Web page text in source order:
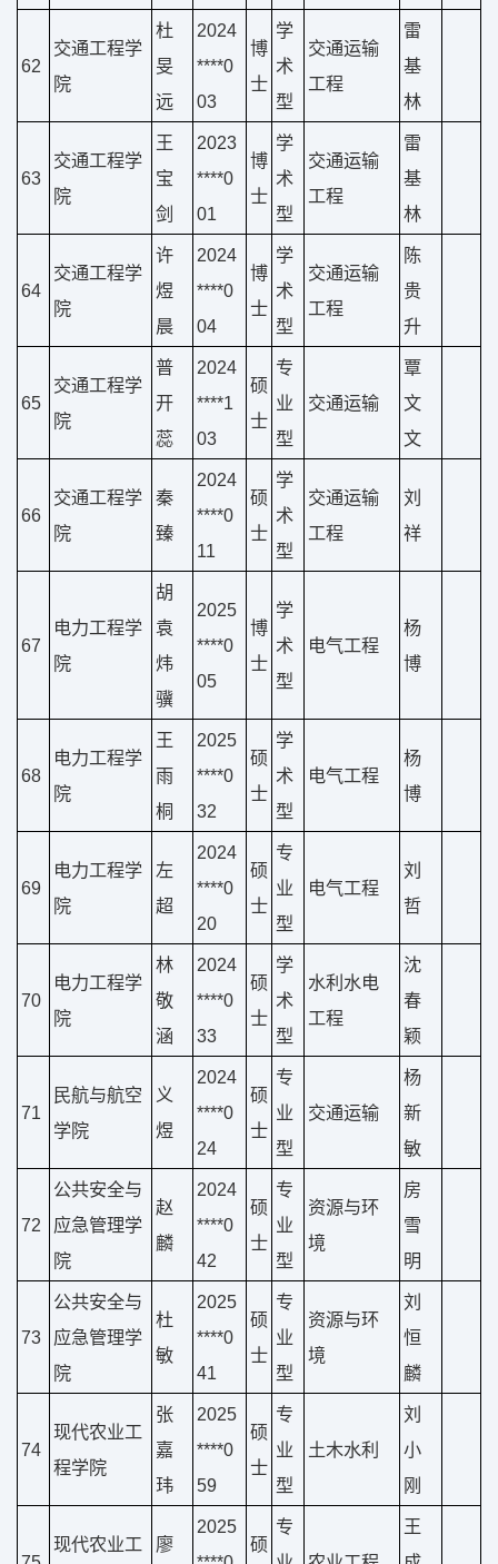
62
交通工程学
院
杜
旻
远
2024
****0
03
博
士
学
术
型
交通运输
工程
雷
基
林
63
交通工程学
院
王
宝
剑
2023
****0
01
博
士
学
术
型
交通运输
工程
雷
基
林
64
交通工程学
院
许
煜
晨
2024
****0
04
博
士
学
术
型
交通运输
工程
陈
贵
升
65
交通工程学
院
普
开
蕊
2024
****1
03
硕
士
专
业
型
交通运输
覃
文
文
66
交通工程学
院
秦
臻
2024
****0
11
硕
士
学
术
型
交通运输
工程
刘
祥
67
电力工程学
院
胡
袁
炜
骥
2025
****0
05
博
士
学
术
型
电气工程
杨
博
68
电力工程学
院
王
雨
桐
2025
****0
32
硕
士
学
术
型
电气工程
杨
博
69
电力工程学
院
左
超
2024
****0
20
硕
士
专
业
型
电气工程
刘
哲
70
电力工程学
院
林
敬
涵
2024
****0
33
硕
士
学
术
型
水利水电
工程
沈
春
颖
71
民航与航空
学院
义
煜
2024
****0
24
硕
士
专
业
型
交通运输
杨
新
敏
72
公共安全与
应急管理学
院
赵
麟
2024
****0
42
硕
士
专
业
型
资源与环
境
房
雪
明
73
公共安全与
应急管理学
院
杜
敏
2025
****0
41
硕
士
专
业
型
资源与环
境
刘
恒
麟
74
现代农业工
程学院
张
嘉
玮
2025
****0
59
硕
士
专
业
型
土木水利
刘
小
刚
现代农业工 廖
2025
硕
专
王